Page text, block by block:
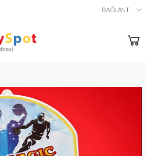
BAĞLANTI